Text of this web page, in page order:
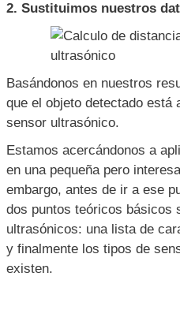
2. Sustituimos nuestros
Basándonos en nuestros
que el objeto detectado está
sensor ultrasónico.
Estamos acercándonos a
en una pequeña pero
embargo, antes de ir a ese
dos puntos teóricos básicos
ultrasónicos: una lista de
y finalmente los tipos de
existen.